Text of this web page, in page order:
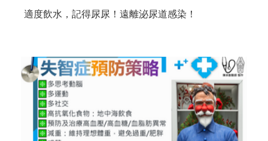
適度飲水，記得尿尿！遠離泌尿道感染！